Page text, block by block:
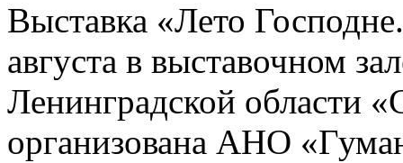
Выставка «Лето
августа в выставочном
Ленинградской области
организована АНО